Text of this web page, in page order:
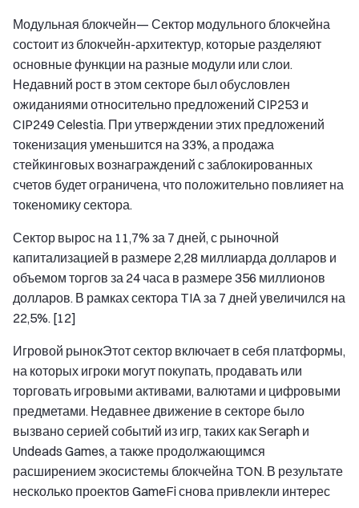
Модульная блокчейн— Сектор модульного блокчейна
состоит из блокчейн-архитектур, которые разделяют
основные функции на разные модули или слои.
Недавний рост в этом секторе был обусловлен
ожиданиями относительно предложений CIP253 и
CIP249 Celestia. При утверждении этих предложений
токенизация уменьшится на 33%, а продажа
стейкинговых вознаграждений с заблокированных
счетов будет ограничена, что положительно повлияет на
токеномику сектора.
Сектор вырос на 11,7% за 7 дней, с рыночной
капитализацией в размере 2,28 миллиарда долларов и
объемом торгов за 24 часа в размере 356 миллионов
долларов. В рамках сектора TIA за 7 дней увеличился на
22,5%. [12]
Игровой рынокЭтот сектор включает в себя платформы,
на которых игроки могут покупать, продавать или
торговать игровыми активами, валютами и цифровыми
предметами. Недавнее движение в секторе было
вызвано серией событий из игр, таких как Seraph и
Undeads Games, а также продолжающимся
расширением экосистемы блокчейна TON. В результате
несколько проектов GameFi снова привлекли интерес